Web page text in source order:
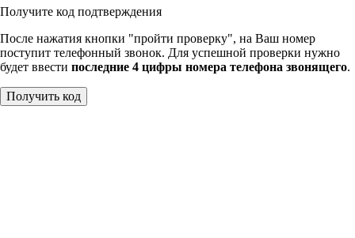
Получите код подтверждения
После нажатия кнопки "пройти проверку", на Ваш номер
поступит телефонный звонок. Для успешной проверки нужно
будет ввести последние 4 цифры номера телефона звонящего.
Получить код